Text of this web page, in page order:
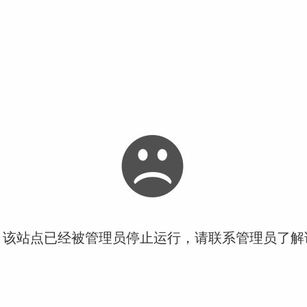
站点已经被管理员停止运行，请联系管理员了